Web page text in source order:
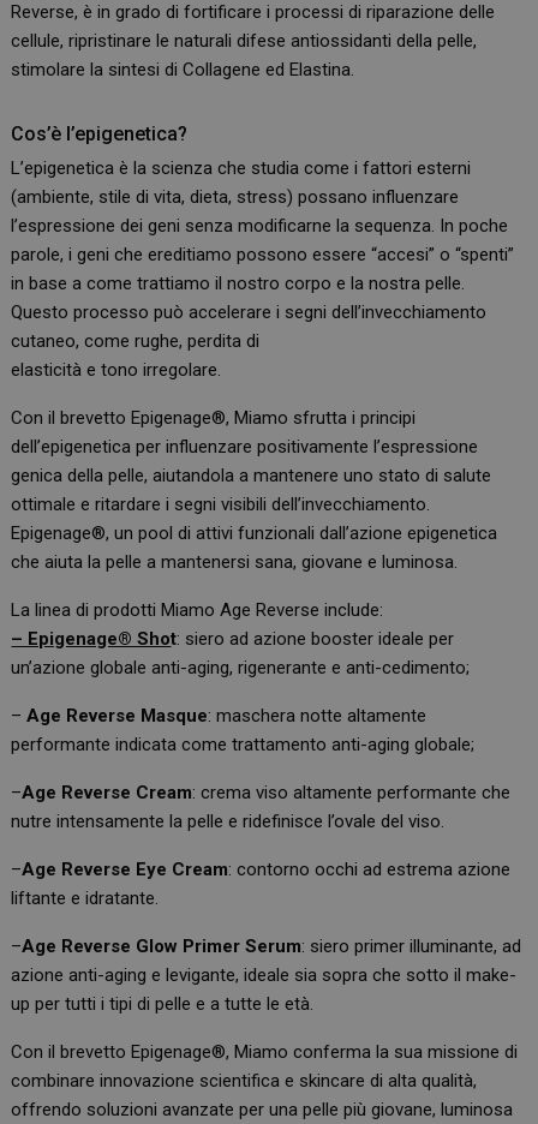
Reverse,è in grado di fortificare i processi di riparazione delle
cellule, ripristinare le naturali difese antiossidanti della pelle,
stimolare la sintesi di Collagene ed Elastina.
Cos’è l’epigenetica?
L’epigenetica è la scienza che studia come i fattori esterni
(ambiente, stile di vita, dieta, stress) possano influenzare
l’espressione dei geni senza modificarne la sequenza. In poche
parole, i geni che ereditiamo possono essere “accesi” o “spenti”
in base a come trattiamo il nostro corpo e la nostra pelle.
Questo processo può accelerare i segni dell’invecchiamento
cutaneo, come rughe, perdita di
elasticità e tono irregolare.
Con il brevetto Epigenage®, Miamo sfrutta i principi
dell’epigenetica per influenzare positivamente l’espressione
genica della pelle, aiutandola a mantenere uno stato di salute
ottimale e ritardare i segni visibili dell’invecchiamento.
Epigenage®, un pool di attivi funzionali dall’azione epigenetica
che aiuta la pelle a mantenersi sana, giovane e luminosa.
La linea di prodotti Miamo Age Reverse include:
– Epigenage® Shot: siero ad azione booster ideale per
un’azione globale anti-aging, rigenerante e anti-cedimento;
–Age Reverse Masque: maschera notte altamente
performante indicata come trattamento anti-aging globale;
–Age Reverse Cream: crema viso altamente performante che
nutre intensamente la pelle e ridefinisce l’ovale del viso.
–Age Reverse Eye Cream: contorno occhi ad estrema azione
liftante e idratante.
–Age Reverse Glow Primer Serum: siero primer illuminante, ad
azione anti-aging e levigante, ideale sia sopra che sotto il make-
up per tutti i tipi di pelle e a tutte le età.
Con il brevetto Epigenage®, Miamo conferma la sua missione di
combinare innovazione scientifica e skincare di alta qualità,
offrendo soluzioni avanzate per una pelle più giovane, luminosa